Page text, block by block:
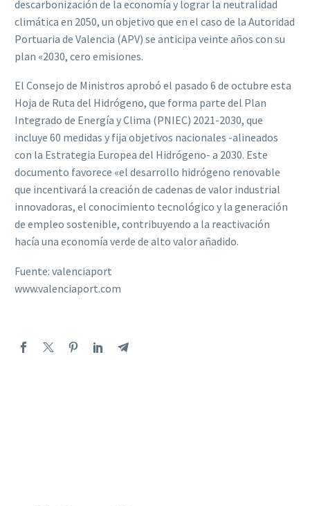
descarbonización de la economía y lograr la neutralidad
climática en 2050, un objetivo que en el caso de la Autoridad
Portuaria de Valencia (APV) se anticipa veinte años con su
plan «2030, cero emisiones.
El Consejo de Ministros aprobó el pasado 6 de octubre esta
Hoja de Ruta del Hidrógeno, que forma parte del Plan
Integrado de Energía y Clima (PNIEC) 2021-2030, que
incluye 60 medidas y fija objetivos nacionales -alineados
con la Estrategia Europea del Hidrógeno- a 2030. Este
documento favorece «el desarrollo hidrógeno renovable
que incentivará la creación de cadenas de valor industrial
innovadoras, el conocimiento tecnológico y la generación
de empleo sostenible, contribuyendo a la reactivación
hacía una economía verde de alto valor añadido.
Fuente: valenciaport
www.valenciaport.com